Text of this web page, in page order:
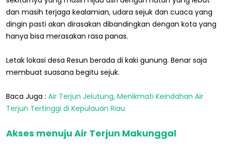
dan masih terjaga kealamian, udara sejuk dan cuaca yang
dingin pasti akan dirasakan dibandingkan dengan kota yang
hanya bisa merasakan rasa panas.
Letak lokasi desa Resun berada di kaki gunung. Benar saja
membuat suasana begitu sejuk.
Baca Juga : Air Terjun Jelutung, Menikmati Keindahan Air
Terjun Tertinggi di Kepulauan Riau
Akses menuju Air Terjun Makunggal